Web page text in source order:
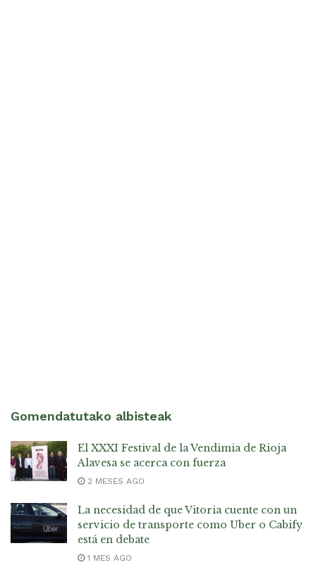
Gomendatutako albisteak
El XXXI Festival de la Vendimia de Rioja
Alavesa se acerca con fuerza
2 MESES AGO
La necesidad de que Vitoria cuente con un
servicio de transporte como Uber o Cabify
está en debate
1 MES AGO